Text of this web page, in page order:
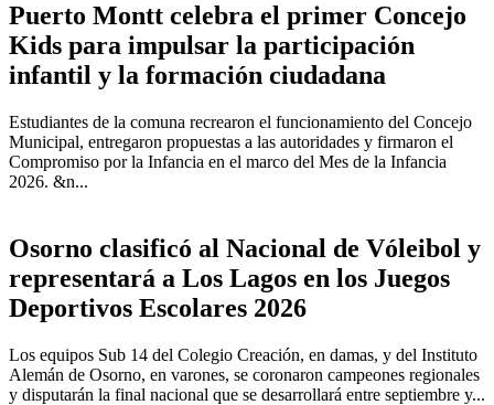
Puerto Montt celebra el primer Concejo
Kids para impulsar la participación
infantil y la formación ciudadana
Estudiantes de la comuna recrearon el funcionamiento del Concejo
Municipal, entregaron propuestas a las autoridades y firmaron el
Compromiso por la Infancia en el marco del Mes de la Infancia
2026. &n...
Osorno clasificó al Nacional de Vóleibol y
representará a Los Lagos en los Juegos
Deportivos Escolares 2026
Los equipos Sub 14 del Colegio Creación, en damas, y del Instituto
Alemán de Osorno, en varones, se coronaron campeones regionales
y disputarán la final nacional que se desarrollará entre septiembre y...